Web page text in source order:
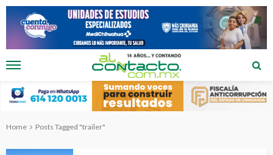
Home Posts Tagged "trailer"